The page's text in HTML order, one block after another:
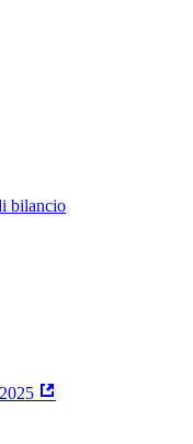
bilancio